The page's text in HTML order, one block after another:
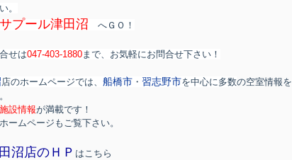
。
サプール津田沼 へＧＯ！
せは047-403-1880まで、お気軽にお問合せ下さい！
店のホームページでは、 船橋市 ・ 習志野市を中心に多数の空室情報を
設情報が満載です！
ームページもご覧下さい。
沼店のＨＰ はこちら